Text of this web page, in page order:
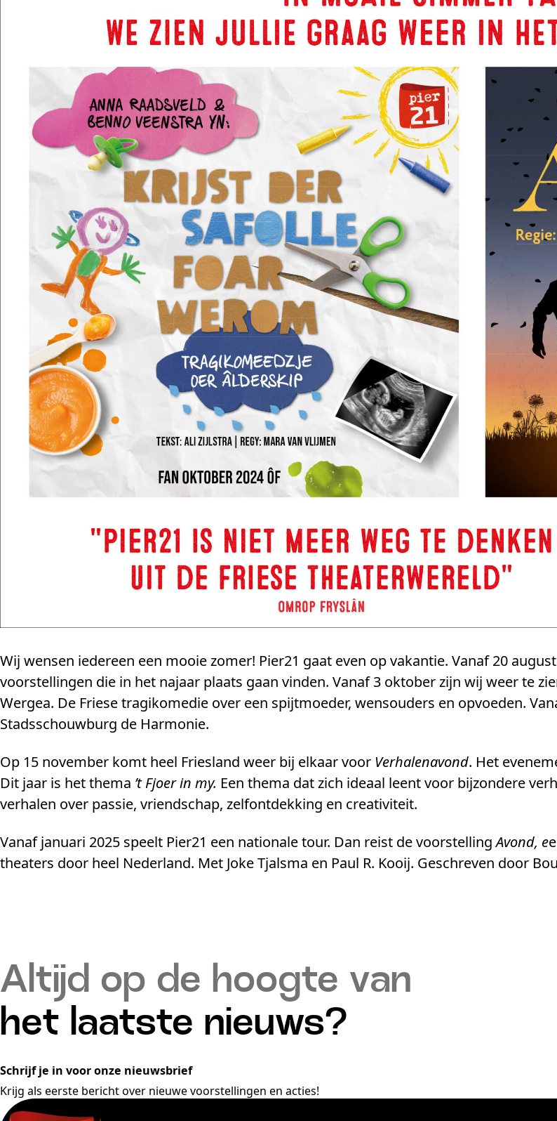
Wij wensen iedereen een mooie zomer! Pier21 gaat even op vakantie. Vanaf 20
voorstellingen die in het najaar plaats gaan vinden. Vanaf 3 oktober zijn wij weer te
Wergea. De Friese tragikomedie over een spijtmoeder, wensouders en opvoeden.
Stadsschouwburg de Harmonie.
Op 15 november komt heel Friesland weer bij elkaar voor Verhalenavond. Het
Dit jaar is het thema ’t Fjoer in my. Een thema dat zich ideaal leent voor bijzondere
verhalen over passie, vriendschap, zelfontdekking en creativiteit.
Vanaf januari 2025 speelt Pier21 een nationale tour. Dan reist de voorstellingAvond, e
theaters door heel Nederland. Met Joke Tjalsma en Paul R. Kooij. Geschreven door
Altijd op de hoogte van
het laatste nieuws?
Schrijf je in voor onze nieuwsbrief
Krijg als eerste bericht over nieuwe voorstellingen en acties!